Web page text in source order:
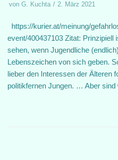
von G. Kuchta 2. März 2021
https://kurier.at/meinung/
event/400437103 Zitat: Prinzipiell
sehen, wenn Jugendliche
Lebenszeichen von sich geben.
lieber den Interessen der Älteren
politikfernen Jungen. … Aber